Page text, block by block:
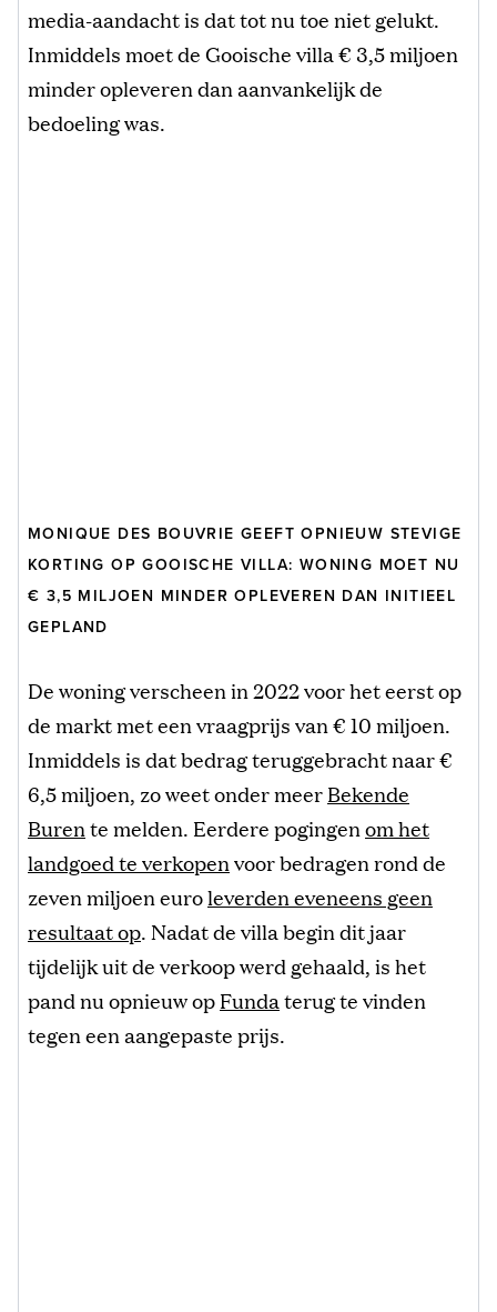
media-aandacht is dat tot nu toe niet gelukt.
Inmiddels moet de Gooische villa € 3,5 miljoen
minder opleveren dan aanvankelijk de
bedoeling was.
MONIQUE DES BOUVRIE GEEFT OPNIEUW STEVIGE
KORTING OP GOOISCHE VILLA: WONING MOET NU
€ 3,5 MILJOEN MINDER OPLEVEREN DAN INITIEEL
GEPLAND
De woning verscheen in 2022 voor het eerst op
de markt met een vraagprijs van € 10 miljoen.
Inmiddels is dat bedrag teruggebracht naar €
6,5 miljoen, zo weet onder meerBekende
Burente melden. Eerdere pogingenom het
landgoed te verkopenvoor bedragen rond de
zeven miljoen euroleverden eveneens geen
resultaat op. Nadat de villa begin dit jaar
tijdelijk uit de verkoop werd gehaald, is het
pand nu opnieuw opFundaterug te vinden
tegen een aangepaste prijs.